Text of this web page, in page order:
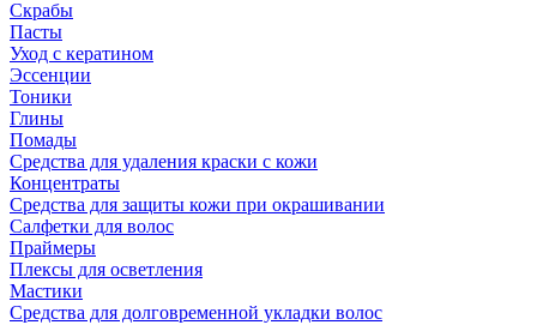
Скрабы
Пасты
Уход с кератином
Эссенции
Тоники
Глины
Помады
Средства для удаления краски с кожи
Концентраты
Средства для защиты кожи при окрашивании
Салфетки для волос
Праймеры
Плексы для осветления
Мастики
Средства для долговременной укладки волос